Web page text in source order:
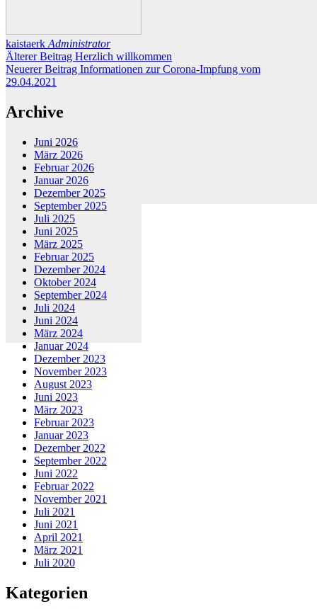
kaistaerk Administrator
Älterer Beitrag Herzlich willkommen
Neuerer Beitrag Informationen zur Corona-Impfung vom
29.04.2021
Archive
Juni 2026
März 2026
Februar 2026
Januar 2026
Dezember 2025
September 2025
Juli 2025
Juni 2025
März 2025
Februar 2025
Dezember 2024
Oktober 2024
September 2024
Juli 2024
Juni 2024
März 2024
Januar 2024
Dezember 2023
November 2023
August 2023
Juni 2023
März 2023
Februar 2023
Januar 2023
Dezember 2022
September 2022
Juni 2022
Februar 2022
November 2021
Juli 2021
Juni 2021
April 2021
März 2021
Juli 2020
Kategorien